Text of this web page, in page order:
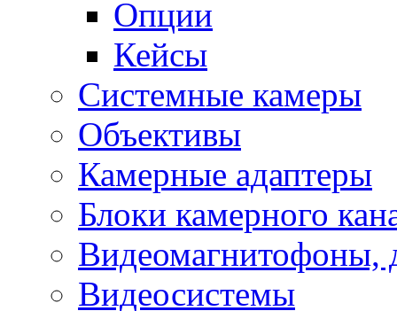
Опции
Кейсы
Системные камеры
Объективы
Камерные адаптеры
Блоки камерного
Видеомагнитофоны,
Видеосистемы